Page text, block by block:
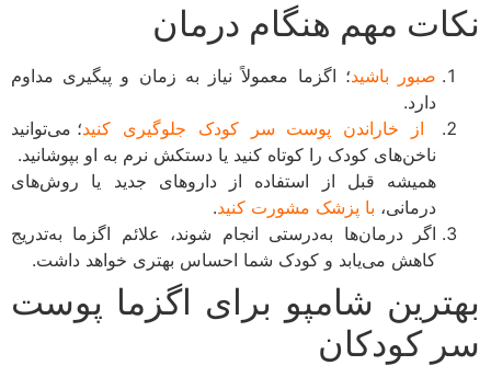
نکات مهم هنگام درمان
صبور باشید؛ اگزما معمولاً نیاز به زمان و پیگیری مداوم
دارد.
از خاراندن پوست سر کودک جلوگیری کنید؛ می‌توانید
ناخن‌های کودک را کوتاه کنید یا دستکش نرم به او بپوشانید.
همیشه قبل از استفاده از داروهای جدید یا روش‌های
درمانی،با پزشک مشورت کنید.
اگر درمان‌ها به‌درستی انجام شوند، علائم اگزما به‌تدریج
کاهش می‌یابد و کودک شما احساس بهتری خواهد داشت.
بهترین شامپو برای اگزما پوست
سر کودکان